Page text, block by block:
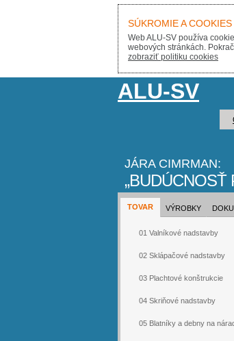
ALU-SV
JÁRA CIMRMAN:
BUDÚCNOSŤ
TOVAR
01 Valníkové nadstavby
02 Sklápačové nadstavby
03 Plachtové konštrukcie
04 Skriňové nadstavby
05 Blatníky a debny na
VÝROBKY
SÚKROMIE A COOKIES
Web ALU-SV používa
webových stránkách.
zobraziť politiku cookies